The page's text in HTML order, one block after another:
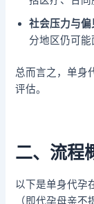
社会压力与偏
分地区仍可能
总而言之，单身
评估。
二、流程
以下是单身代孕
（即代孕母亲不